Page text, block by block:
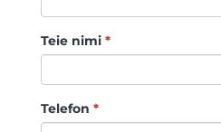
Teie nimi *
Telefon *